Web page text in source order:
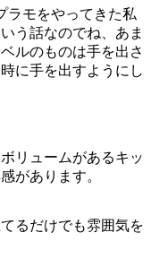
ラモをやってきた私
う話なのでね、あま
ルのものは手を出さ
に手を出すようにし
リュームがあるキッ
があります。
るだけでも雰囲気を